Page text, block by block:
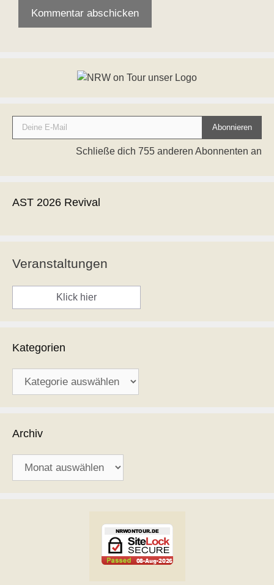
Deine E-Mail
Abonnieren
Schließe dich 755 anderen Abonnenten an
AST 2026 Revival
Veranstaltungen
Klick hier
Kategorien
Archiv